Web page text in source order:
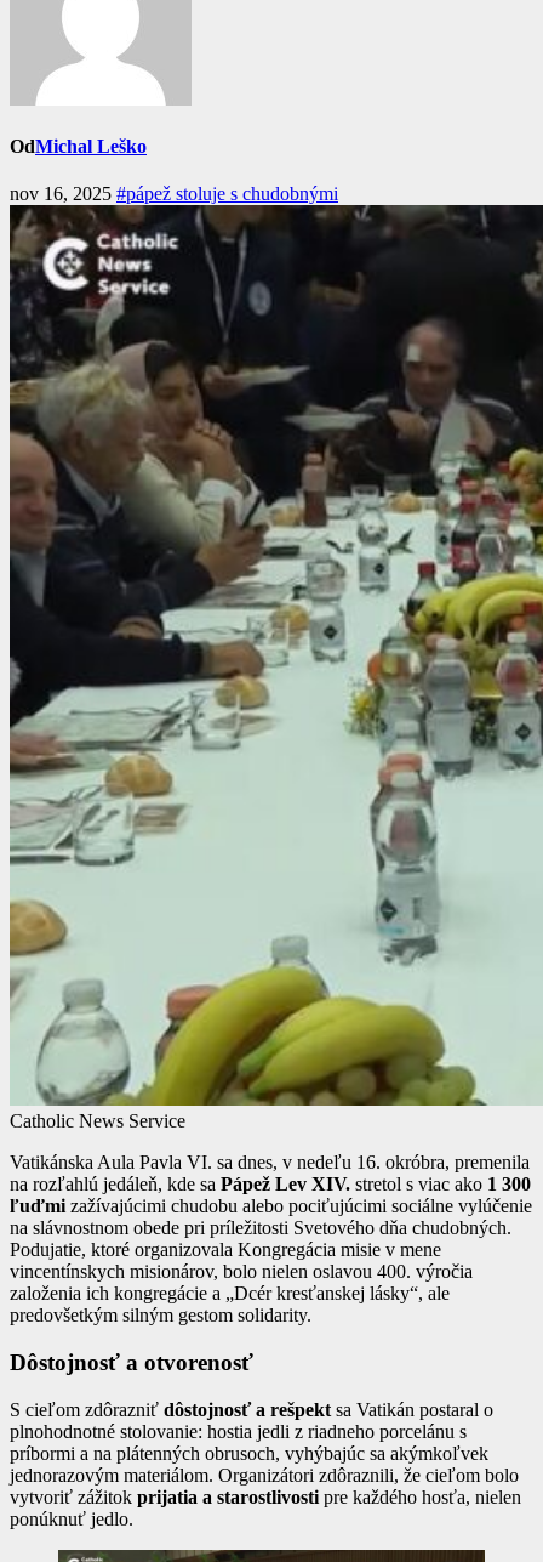
OdMichal Leško
nov 16, 2025 #pápež stoluje s chudobnými
Catholic News Service
Vatikánska Aula Pavla VI. sa dnes, v nedeľu 16. okróbra, premenila
na rozľahlú jedáleň, kde sa Pápež Lev XIV. stretol s viac ako 1 300
ľuďmizažívajúcimi chudobu alebo pociťujúcimi sociálne vylúčenie
na slávnostnom obede pri príležitosti Svetového dňa chudobných.
Podujatie, ktoré organizovala Kongregácia misie v mene
vincentínskych misionárov, bolo nielen oslavou 400. výročia
založenia ich kongregácie a „Dcér kresťanskej lásky“, ale
predovšetkým silným gestom solidarity.
Dôstojnosť a otvorenosť
S cieľom zdôrazniť dôstojnosť a rešpekt sa Vatikán postaral o
plnohodnotné stolovanie: hostia jedli z riadneho porcelánu s
príbormi a na plátenných obrusoch, vyhýbajúc sa akýmkoľvek
jednorazovým materiálom. Organizátori zdôraznili, že cieľom bolo
vytvoriť zážitok prijatia a starostlivosti pre každého hosťa, nielen
ponúknuť jedlo.